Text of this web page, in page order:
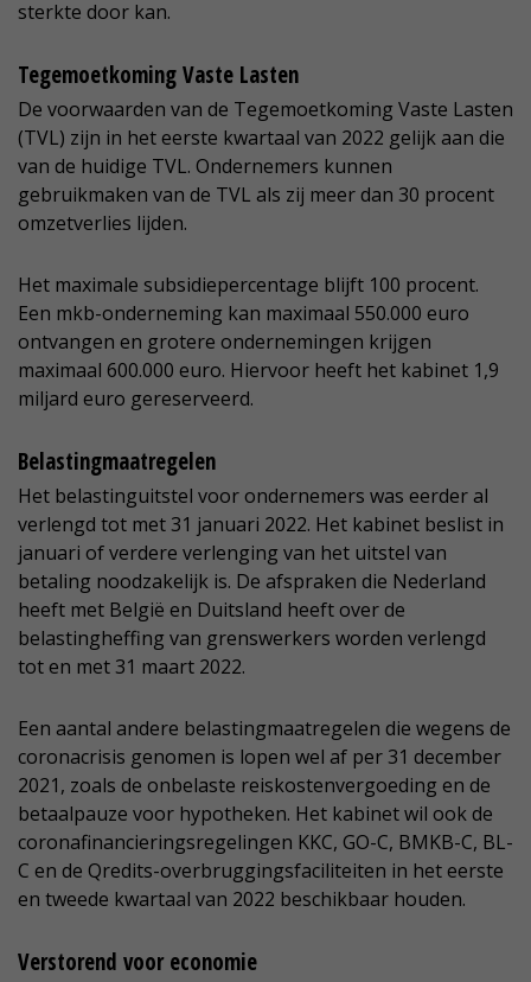
sterkte door kan.
Tegemoetkoming Vaste Lasten
De voorwaarden van de Tegemoetkoming Vaste Lasten
(TVL) zijn in het eerste kwartaal van 2022 gelijk aan die
van de huidige TVL. Ondernemers kunnen
gebruikmaken van de TVL als zij meer dan 30 procent
omzetverlies lijden.
Het maximale subsidiepercentage blijft 100 procent.
Een mkb-onderneming kan maximaal 550.000 euro
ontvangen en grotere ondernemingen krijgen
maximaal 600.000 euro. Hiervoor heeft het kabinet 1,9
miljard euro gereserveerd.
Belastingmaatregelen
Het belastinguitstel voor ondernemers was eerder al
verlengd tot met 31 januari 2022. Het kabinet beslist in
januari of verdere verlenging van het uitstel van
betaling noodzakelijk is. De afspraken die Nederland
heeft met België en Duitsland heeft over de
belastingheffing van grenswerkers worden verlengd
tot en met 31 maart 2022.
Een aantal andere belastingmaatregelen die wegens de
coronacrisis genomen is lopen wel af per 31 december
2021, zoals de onbelaste reiskostenvergoeding en de
betaalpauze voor hypotheken. Het kabinet wil ook de
coronafinancieringsregelingen KKC, GO-C, BMKB-C, BL-
C en de Qredits-overbruggingsfaciliteiten in het eerste
en tweede kwartaal van 2022 beschikbaar houden.
Verstorend voor economie